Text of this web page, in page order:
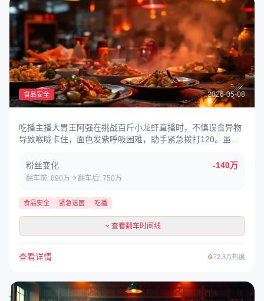
食品安全 2026-05-08
吃播主播大胃王阿强在挑战百斤小龙虾直播时，不慎误食异物
导致喉咙卡住，面色发紫呼吸困难，助手紧急拨打120。虽然
粉丝变化
-140万
翻车前: 890万 翻车后: 750万
食品安全 紧急送医 吃播
查看翻车时间线
查看详情 72.3万热度